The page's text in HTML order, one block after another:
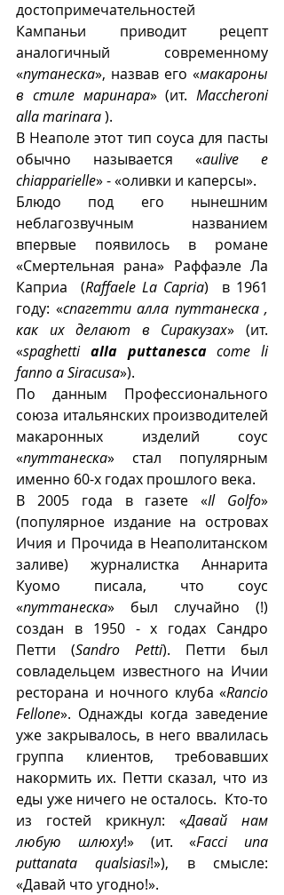
достопримечательностей
Кампаньи приводит рецепт
аналогичный современному
«путанеска», назвав его «макароны
в стиле маринара» (ит. Maccheroni
alla marinara ).
В Неаполе этот тип соуса для пасты
обычно называется «aulive e
chiapparielle» - «оливки и каперсы».
Блюдо под его нынешним
неблагозвучным названием
впервые появилось в романе
«Смертельная рана» Раффаэле Ла
Каприа  (Raffaele La Capria)  в 1961
году: «спагетти алла путтанеска ,
как их делают в Сиракузах» (ит.
«spaghetti alla puttanesca come li
fanno a Siracusa»).
По данным Профессионального
союза итальянских производителей
макаронных изделий соус
«путтанеска» стал популярным
именно 60-х годах прошлого века.
В 2005 года в газете «Il Golfo»
(популярное издание на островах
Ичия и Прочида в Неаполитанском
заливе) журналистка Аннарита
Куомо писала, что соус
«путтанеска» был случайно (!)
создан в 1950 - х годах Сандро
Петти (Sandro Petti). Петти был
совладельцем известного на Ичии
ресторана и ночного клуба «Rancio
Fellone». Однажды когда заведение
уже закрывалось, в него ввалилась
группа клиентов, требовавших
накормить их. Петти сказал, что из
еды уже ничего не осталось.  Кто-то
из гостей крикнул: «Давай нам
любую шлюху!» (ит. «Facci una
puttanata qualsiasi!»), в смысле:
«Давай что угодно!».